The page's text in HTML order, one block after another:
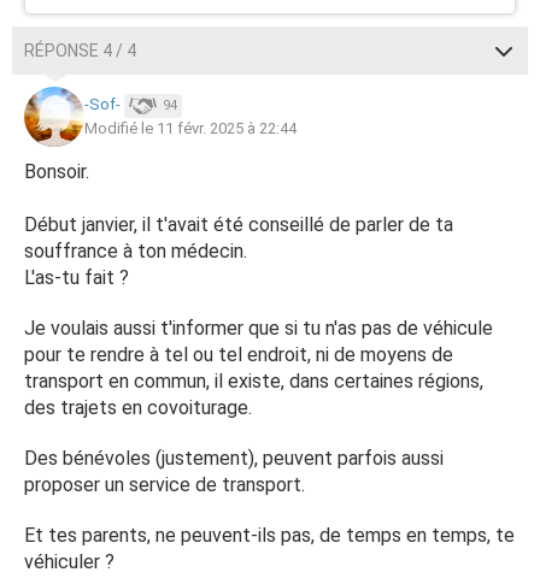
RÉPONSE 4 / 4
-Sof- 94
Modifié le 11 févr. 2025 à 22:44
Bonsoir.
Début janvier, il t'avait été conseillé de parler de ta
souffrance à ton médecin.
L'as-tu fait ?
Je voulais aussi t'informer que si tu n'as pas de véhicule
pour te rendre à tel ou tel endroit, ni de moyens de
transport en commun, il existe, dans certaines régions,
des trajets en covoiturage.
Des bénévoles (justement), peuvent parfois aussi
proposer un service de transport.
Et tes parents, ne peuvent-ils pas, de temps en temps, te
véhiculer ?